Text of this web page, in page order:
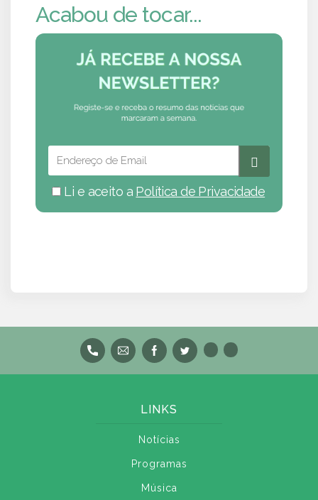
Acabou de tocar...
Li e aceito a Política de Privacidade
LINKS
Notícias
Programas
Música